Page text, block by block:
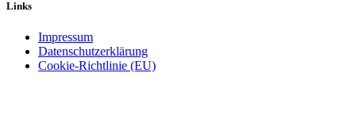
Links
Impressum
Datenschutzerklärung
Cookie-Richtlinie (EU)